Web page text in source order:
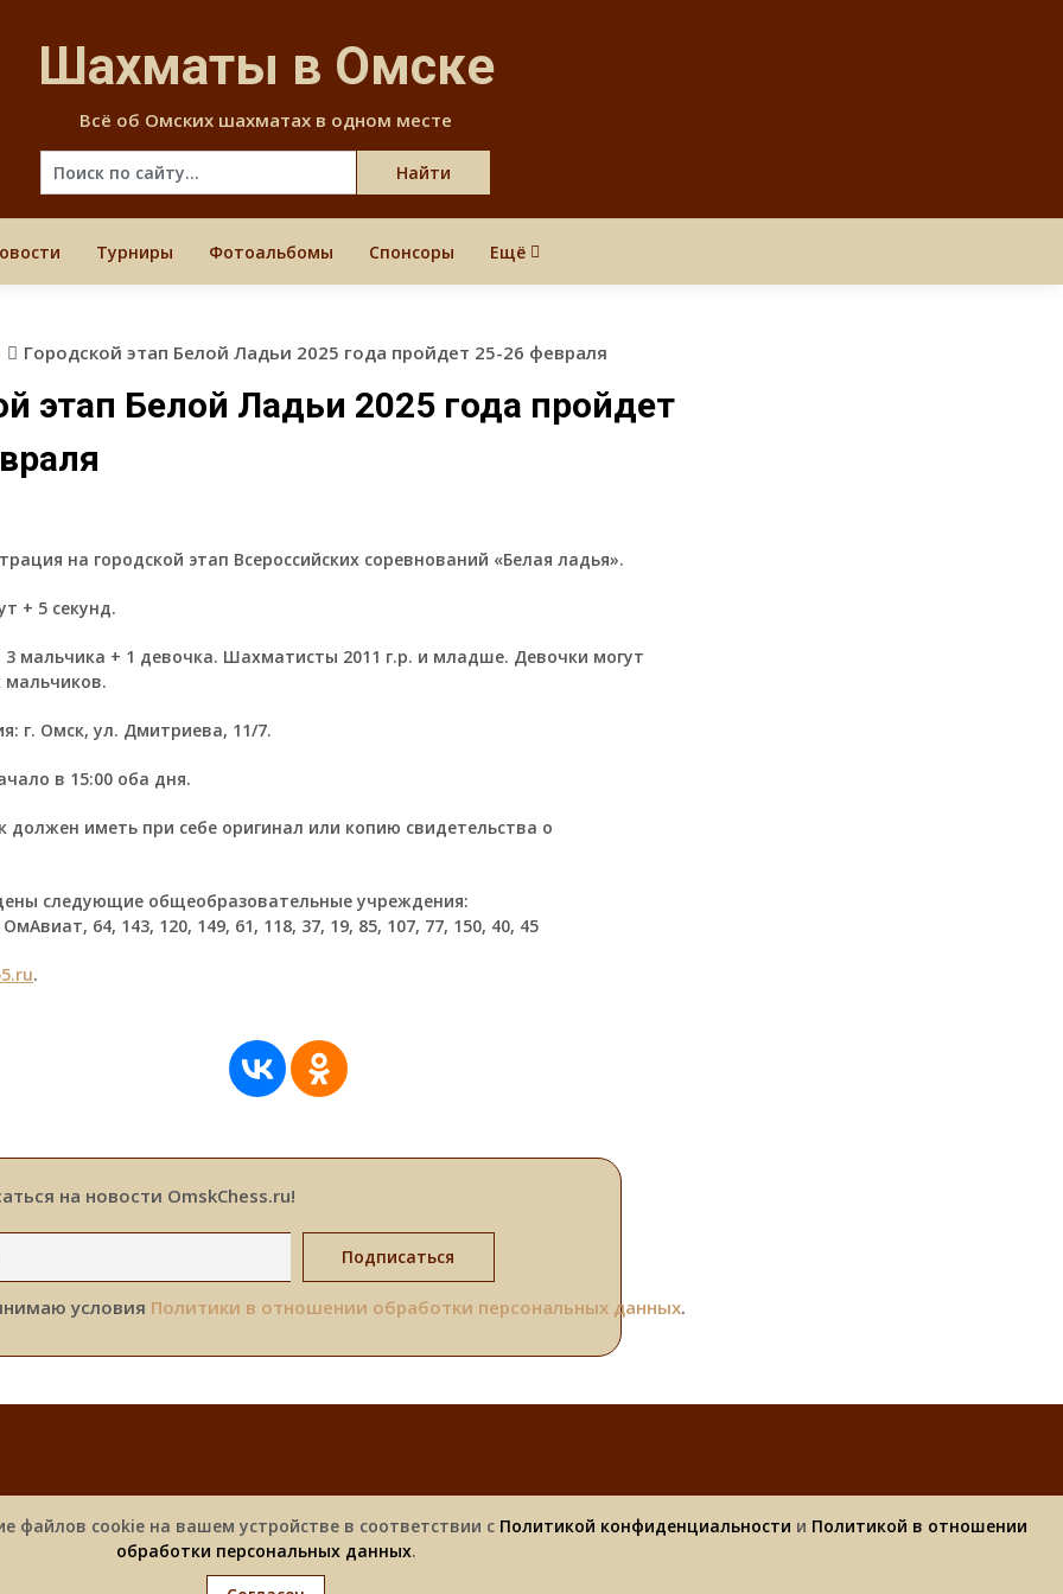
content
Шахматы в Омске
Всё об Омских шахматах в одном месте
Турниры Фотоальбомы Спонсоры Ещё
Городской этап Белой Ладьи 2025 года пройдет 25-26 февраля
этап Белой Ладьи 2025 года пройдет
на городской этап Всероссийских соревнований «Белая ладья».
+ 5 секунд.
мальчика + 1 девочка. Шахматисты 2011 г.р. и младше. Девочки могут
мальчиков.
г. Омск, ул. Дмитриева, 11/7.
в 15:00 оба дня.
должен иметь при себе оригинал или копию свидетельства о
следующие общеобразовательные учреждения:
64, 143, 120, 149, 61, 118, 37, 19, 85, 107, 77, 150, 40, 45
.
на новости OmskChess.ru!
условия Политики в отношении обработки персональных данных.
Новости Фотоальбомы
файлов cookie на вашем устройстве в соответствии с Политикой конфиденциальности и Политикой в отношении
обработки персональных данных.